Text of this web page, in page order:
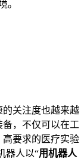
。
的关注度也越来越
，不仅可以在工
要求的医疗实验
器人以“用机器人